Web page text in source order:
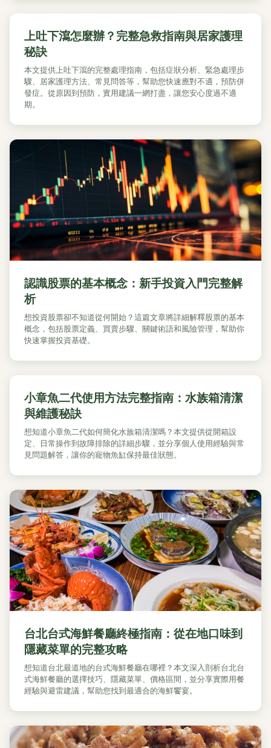
上吐下瀉怎麼辦？完整急救指南與居家護理
秘訣
本文提供上吐下瀉的完整處理指南，包括症狀分析、緊急處理步
驟、居家護理方法、常見問答等，幫助您快速應對不適，預防併
發症。從原因到預防，實用建議一網打盡，讓您安心度過不適
期。
認識股票的基本概念：新手投資入門完整解
析
想投資股票卻不知道從何開始？這篇文章將詳細解釋股票的基本
概念，包括股票定義、買賣步驟、關鍵術語和風險管理，幫助你
快速掌握投資基礎。
小章魚二代使用方法完整指南：水族箱清潔
與維護秘訣
想知道小章魚二代如何簡化水族箱清潔嗎？本文提供從開箱設
定、日常操作到故障排除的詳細步驟，並分享個人使用經驗與常
見問題解答，讓你的寵物魚缸保持最佳狀態。
台北台式海鮮餐廳終極指南：從在地口味到
隱藏菜單的完整攻略
想知道台北最道地的台式海鮮餐廳在哪裡？本文深入剖析台北台
式海鮮餐廳的選擇技巧、隱藏菜單、價格區間，並分享實際用餐
經驗與避雷建議，幫助您找到最適合的海鮮饗宴。